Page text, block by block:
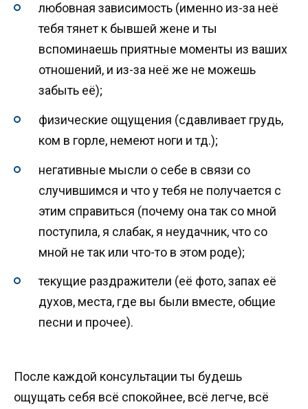
любовная зависимость (именно из-за неё
тебя тянет к бывшей жене и ты
вспоминаешь приятные моменты из ваших
отношений, и из-за неё же не можешь
забыть её);
физические ощущения (сдавливает грудь,
ком в горле, немеют ноги и тд.);
негативные мысли о себе в связи со
случившимся и что у тебя не получается с
этим справиться (почему она так со мной
поступила, я слабак, я неудачник, что со
мной не так или что-то в этом роде);
текущие раздражители (её фото, запах её
духов, места, где вы были вместе, общие
песни и прочее).
После каждой консультации ты будешь
ощущать себя всё спокойнее, всё легче, всё